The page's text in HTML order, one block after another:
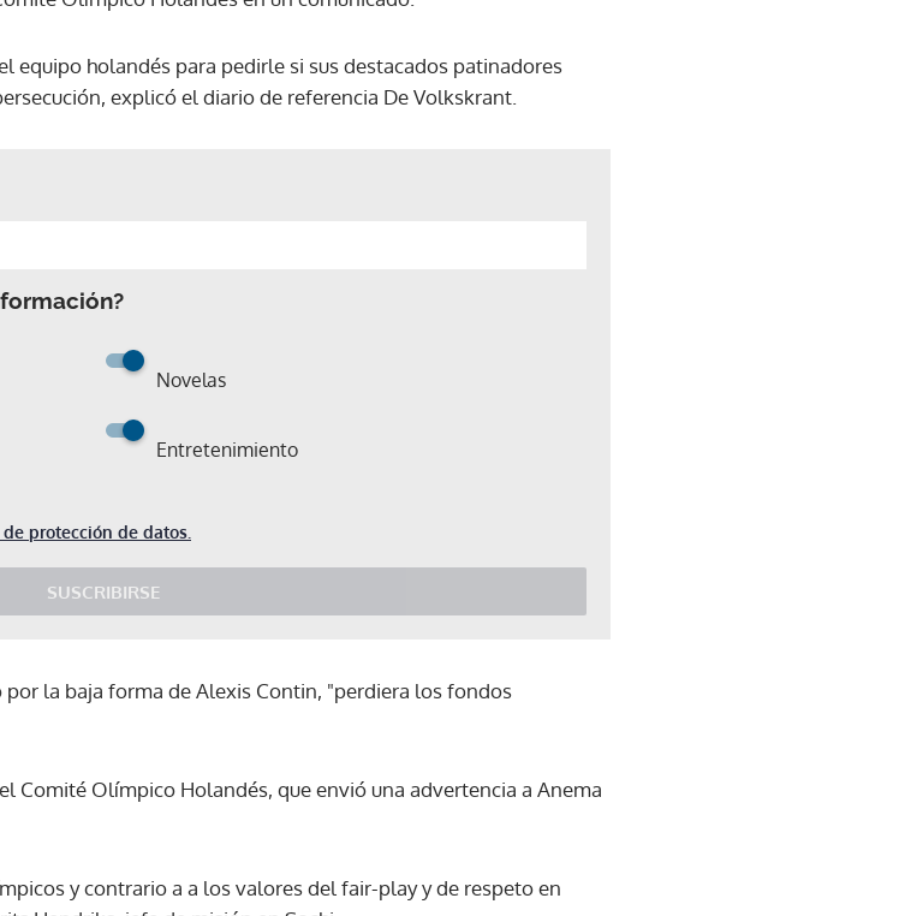
equipo holandés para pedirle si sus destacados patinadores
explicó el diario de referencia De Volkskrant.
Novelas
Entretenimiento
protección de datos.
SUSCRIBIRSE
suscribirte a nuestro boletín.
la baja forma de Alexis Contin, "perdiera los fondos
Comité Olímpico Holandés, que envió una advertencia a Anema
y contrario a a los valores del fair-play y de respeto en